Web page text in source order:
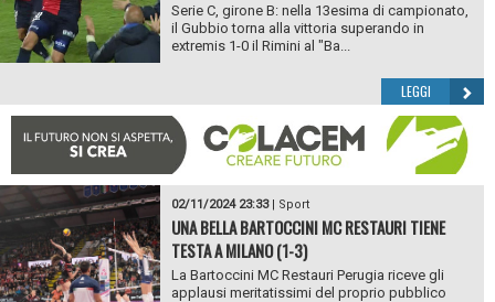
Serie C, girone B: nella 13esima di campionato,
il Gubbio torna alla vittoria superando in
extremis 1-0 il Rimini al "Ba...
LEGGI
02/11/2024 23:33| Sport
UNA BELLA BARTOCCINI MC RESTAURI TIENE
TESTA A MILANO (1-3)
La Bartoccini MC Restauri Perugia riceve gli
applausi meritatissimi del proprio pubblico